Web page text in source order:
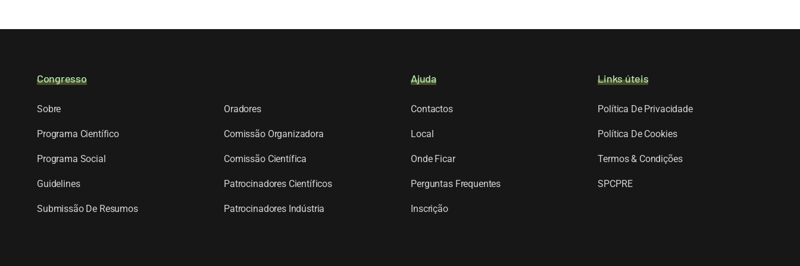
Congresso
Sobre
Programa Científico
Programa Social
Guidelines
Submissão De Resumos
Oradores
Comissão Organizadora
Comissão Científica
Patrocinadores Científicos
Patrocinadores Indústria
Ajuda
Contactos
Local
Onde Ficar
Perguntas Frequentes
Inscrição
Links úteis
Política De Privacidade
Política De Cookies
Termos & Condições
SPCPRE